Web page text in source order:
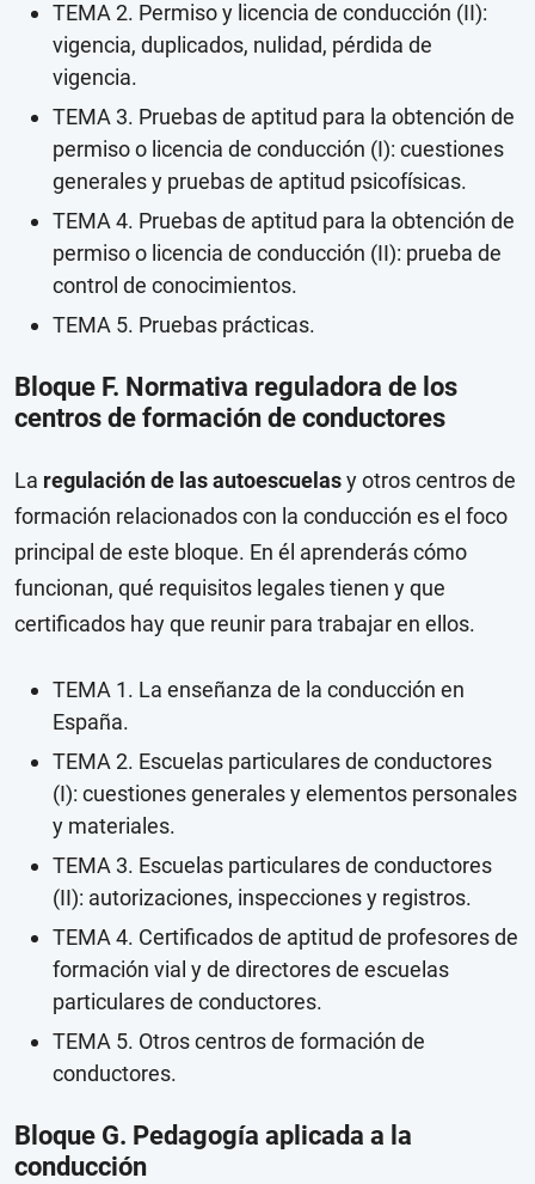
TEMA 2. Permiso y licencia de conducción (II):
vigencia, duplicados, nulidad, pérdida de
vigencia.
TEMA 3. Pruebas de aptitud para la obtención de
permiso o licencia de conducción (I): cuestiones
generales y pruebas de aptitud psicofísicas.
TEMA 4. Pruebas de aptitud para la obtención de
permiso o licencia de conducción (II): prueba de
control de conocimientos.
TEMA 5. Pruebas prácticas.
Bloque F. Normativa reguladora de los
centros de formación de conductores
La regulación de las autoescuelasy otros centros de
formación relacionados con la conducción es el foco
principal de este bloque. En él aprenderás cómo
funcionan, qué requisitos legales tienen y que
certificados hay que reunir para trabajar en ellos.
TEMA 1. La enseñanza de la conducción en
España.
TEMA 2. Escuelas particulares de conductores
(I): cuestiones generales y elementos personales
y materiales.
TEMA 3. Escuelas particulares de conductores
(II): autorizaciones, inspecciones y registros.
TEMA 4. Certificados de aptitud de profesores de
formación vial y de directores de escuelas
particulares de conductores.
TEMA 5. Otros centros de formación de
conductores.
Bloque G. Pedagogía aplicada a la
conducción